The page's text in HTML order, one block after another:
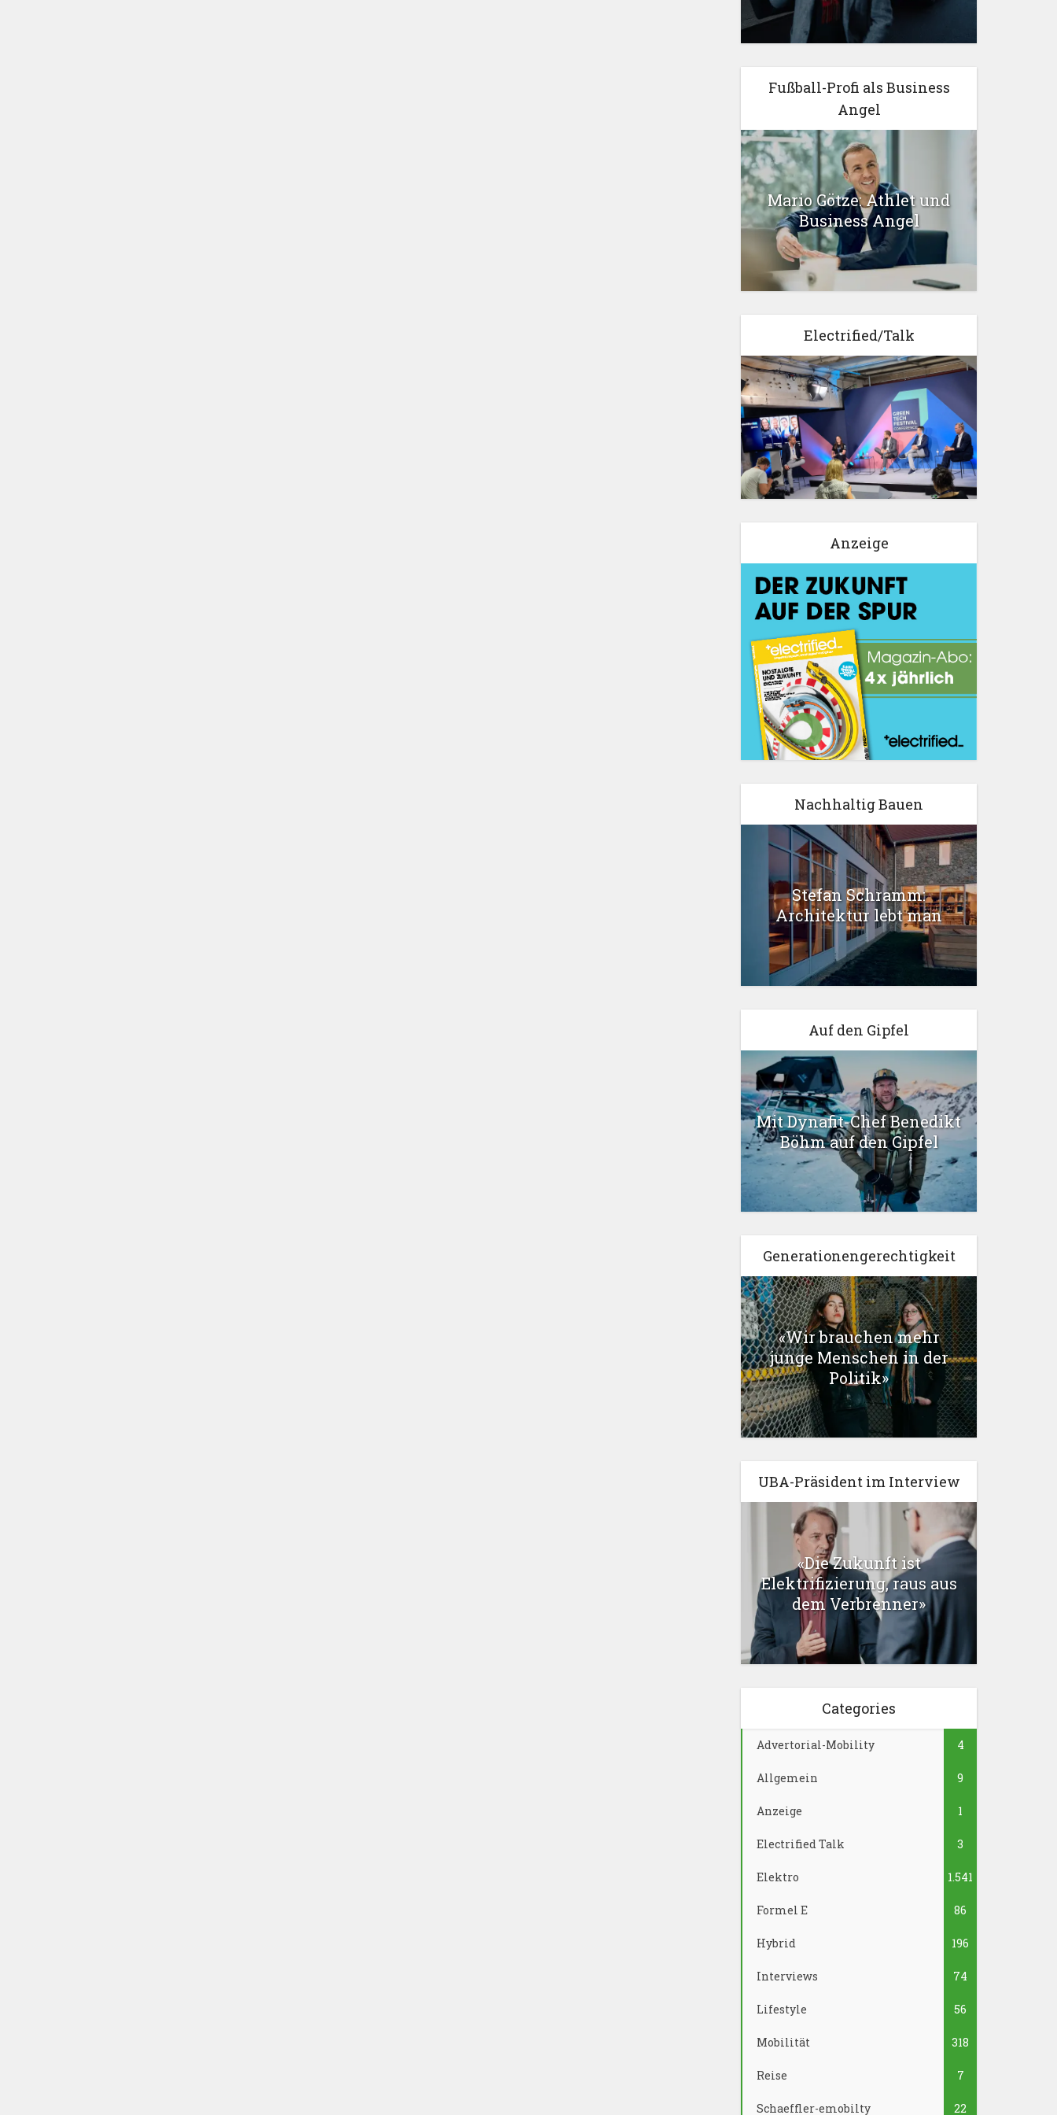
Fußball-Profi als Business
Angel
Mario Götze: Athlet und
Business Angel
Electrified/Talk
Anzeige
Nachhaltig Bauen
Stefan Schramm:
Architektur lebt man
Auf den Gipfel
Mit Dynafit-Chef Benedikt
Böhm auf den Gipfel
Generationengerechtigkeit
«Wir brauchen mehr
junge Menschen in der
Politik»
UBA-Präsident im Interview
«Die Zukunft ist
Elektrifizierung, raus aus
dem Verbrenner»
Categories
Advertorial-Mobility 4
Allgemein 9
Anzeige 1
Electrified Talk 3
Elektro 1.541
Formel E 86
Hybrid 196
Interviews 74
Lifestyle 56
Mobilität 318
Reise 7
Schaeffler-emobilty 22